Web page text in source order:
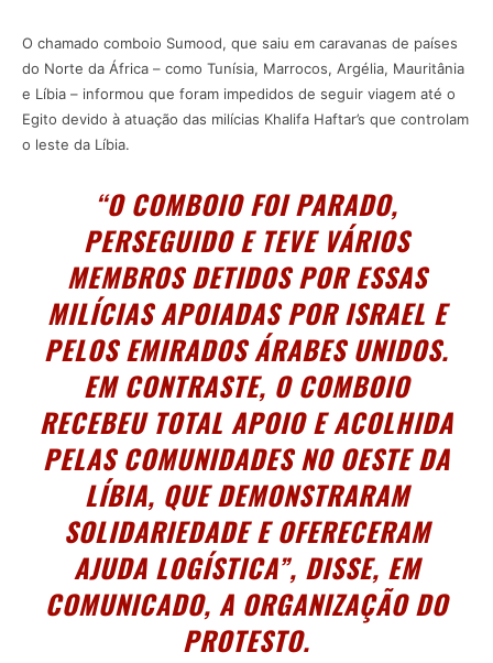
O chamado comboio Sumood, que saiu em caravanas de países
do Norte da África – como Tunísia, Marrocos, Argélia, Mauritânia
e Líbia – informou que foram impedidos de seguir viagem até o
Egito devido à atuação das milícias Khalifa Haftar’s que controlam
o leste da Líbia.
“O COMBOIO FOI PARADO,
PERSEGUIDO E TEVE VÁRIOS
MEMBROS DETIDOS POR ESSAS
MILÍCIAS APOIADAS POR ISRAEL E
PELOS EMIRADOS ÁRABES UNIDOS.
EM CONTRASTE, O COMBOIO
RECEBEU TOTAL APOIO E ACOLHIDA
PELAS COMUNIDADES NO OESTE DA
LÍBIA, QUE DEMONSTRARAM
SOLIDARIEDADE E OFERECERAM
AJUDA LOGÍSTICA”, DISSE, EM
COMUNICADO, A ORGANIZAÇÃO DO
PROTESTO.